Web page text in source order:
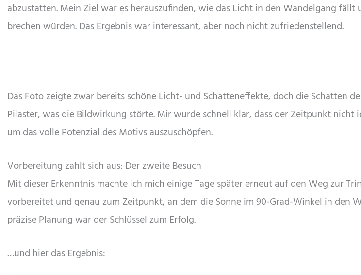
abzustatten. Mein Ziel war es herauszufinden, wie das Licht in den Wandelgang fällt
brechen würden. Das Ergebnis war interessant, aber noch nicht zufriedenstellend.
Das Foto zeigte zwar bereits schöne Licht- und Schatteneffekte, doch die Schatten
Pilaster, was die Bildwirkung störte. Mir wurde schnell klar, dass der Zeitpunkt nicht
um das volle Potenzial des Motivs auszuschöpfen.
Vorbereitung zahlt sich aus: Der zweite Besuch
Mit dieser Erkenntnis machte ich mich einige Tage später erneut auf den Weg zur
vorbereitet und genau zum Zeitpunkt, an dem die Sonne im 90-Grad-Winkel in den
präzise Planung war der Schlüssel zum Erfolg.
…und hier das Ergebnis: